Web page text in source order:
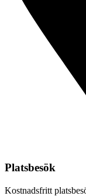
Platsbesök
Kostnadsfritt